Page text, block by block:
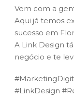
Vem com a
Aqui já temos
sucesso em
A Link Design
negócio e te
#LinkDesign